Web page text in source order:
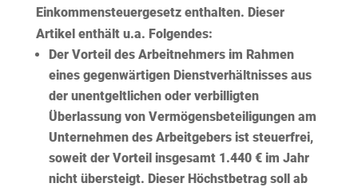
Einkommensteuergesetz enthalten. Dieser
Artikel enthält u.a. Folgendes:
Der Vorteil des Arbeitnehmers im Rahmen
eines gegenwärtigen Dienstverhältnisses aus
der unentgeltlichen oder verbilligten
Überlassung von Vermögensbeteiligungenam
Unternehmen des Arbeitgebers ist steuerfrei,
soweit der Vorteil insgesamt 1.440 € im Jahr
nicht übersteigt. Dieser Höchstbetrag soll ab